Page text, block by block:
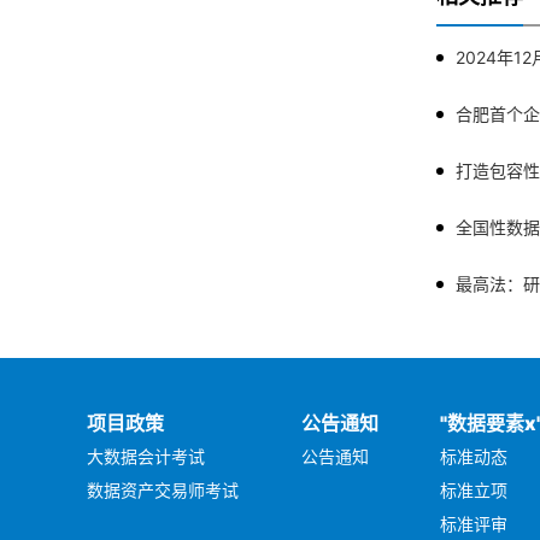
合肥首个
全国性数
项目政策
大数据会计考试
数据资产交易师考试
公告通知
公告通知
"数据要素
标准动态
标准立项
标准评审